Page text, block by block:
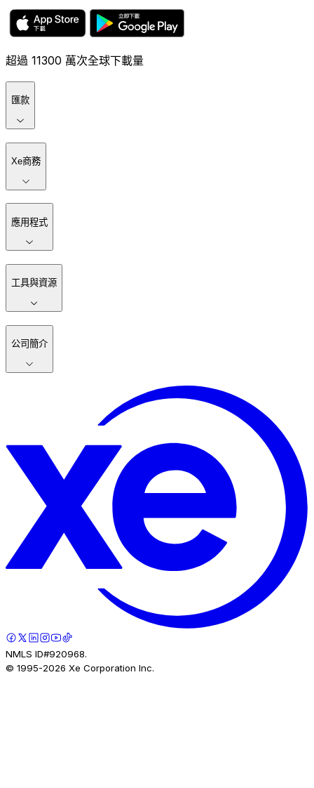
超過 11300 萬次全球下載量
匯款
Xe商務
應用程式
工具與資源
公司簡介
NMLS ID#920968.
© 1995-2026 Xe Corporation Inc.